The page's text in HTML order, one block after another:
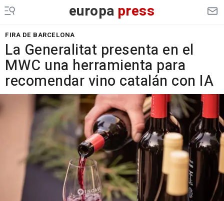
europa press
FIRA DE BARCELONA
La Generalitat presenta en el
MWC una herramienta para
recomendar vino catalán con IA